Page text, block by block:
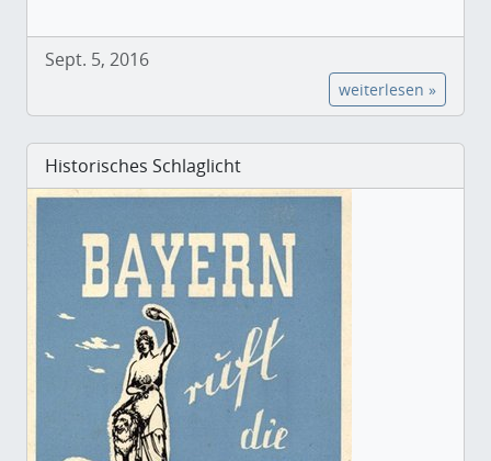
Sept. 5, 2016
weiterlesen »
Historisches Schlaglicht